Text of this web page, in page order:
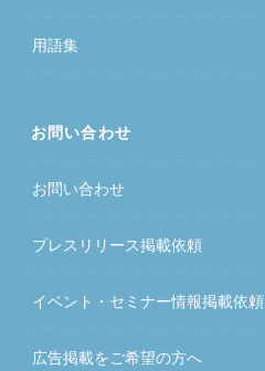
用語集
お問い合わせ
お問い合わせ
プレスリリース掲載依頼
イベント・セミナー情報掲載依頼
広告掲載をご希望の方へ